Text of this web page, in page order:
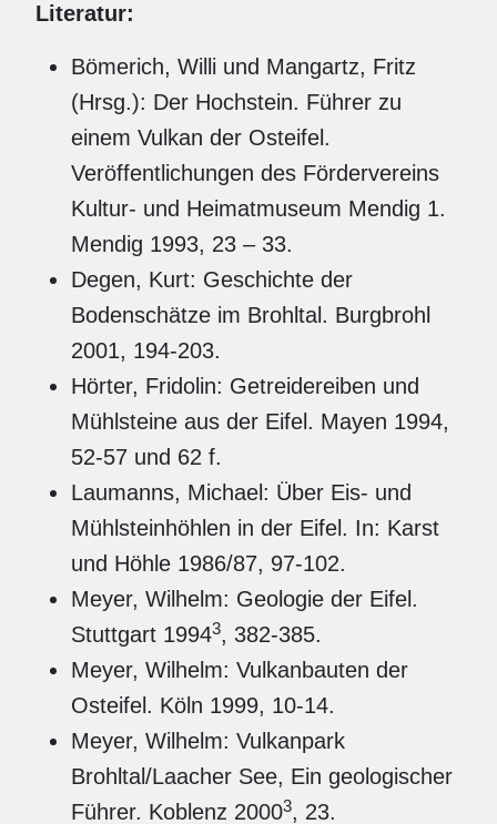
Literatur:
Bömerich, Willi und Mangartz, Fritz
(Hrsg.): Der Hochstein. Führer zu
einem Vulkan der Osteifel.
Veröffentlichungen des Fördervereins
Kultur- und Heimatmuseum Mendig 1.
Mendig 1993, 23 – 33.
Degen, Kurt: Geschichte der
Bodenschätze im Brohltal. Burgbrohl
2001, 194-203.
Hörter, Fridolin: Getreidereiben und
Mühlsteine aus der Eifel. Mayen 1994,
52-57 und 62 f.
Laumanns, Michael: Über Eis- und
Mühlsteinhöhlen in der Eifel. In: Karst
und Höhle 1986/87, 97-102.
Meyer, Wilhelm: Geologie der Eifel.
Stuttgart 19943, 382-385.
Meyer, Wilhelm: Vulkanbauten der
Osteifel. Köln 1999, 10-14.
Meyer, Wilhelm: Vulkanpark
Brohltal/Laacher See, Ein geologischer
Führer. Koblenz 20003, 23.